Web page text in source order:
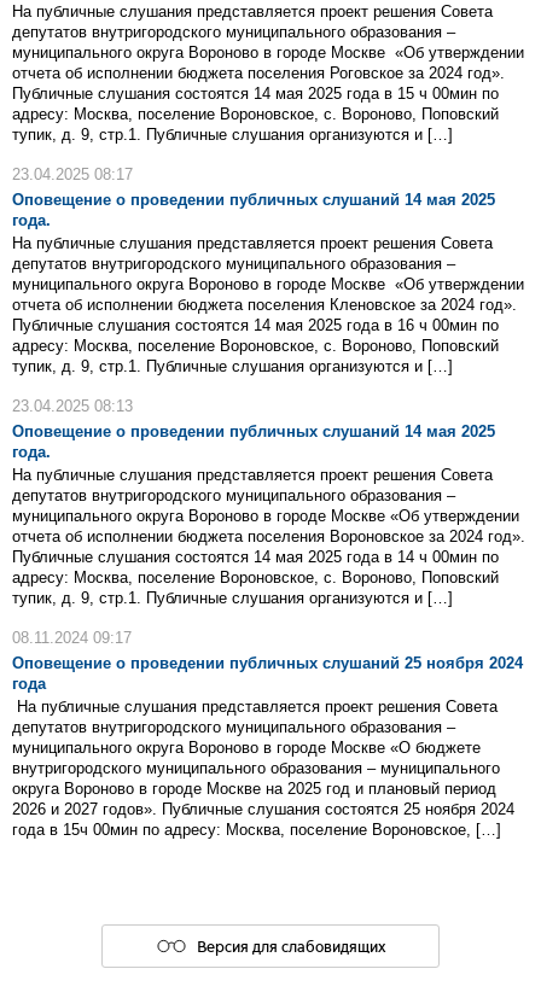
На публичные слушания представляется проект решения Совета
депутатов внутригородского муниципального образования –
муниципального округа Вороново в городе Москве «Об утверждении
отчета об исполнении бюджета поселения Роговское за 2024 год».
Публичные слушания состоятся 14 мая 2025 года в 15 ч 00мин по
адресу: Москва, поселение Вороновское, с. Вороново, Поповский
тупик, д. 9, стр.1. Публичные слушания организуются и […]
23.04.2025 08:17
Оповещение о проведении публичных слушаний 14 мая 2025
года.
На публичные слушания представляется проект решения Совета
депутатов внутригородского муниципального образования –
муниципального округа Вороново в городе Москве «Об утверждении
отчета об исполнении бюджета поселения Кленовское за 2024 год».
Публичные слушания состоятся 14 мая 2025 года в 16 ч 00мин по
адресу: Москва, поселение Вороновское, с. Вороново, Поповский
тупик, д. 9, стр.1. Публичные слушания организуются и […]
23.04.2025 08:13
Оповещение о проведении публичных слушаний 14 мая 2025
года.
На публичные слушания представляется проект решения Совета
депутатов внутригородского муниципального образования –
муниципального округа Вороново в городе Москве «Об утверждении
отчета об исполнении бюджета поселения Вороновское за 2024 год».
Публичные слушания состоятся 14 мая 2025 года в 14 ч 00мин по
адресу: Москва, поселение Вороновское, с. Вороново, Поповский
тупик, д. 9, стр.1. Публичные слушания организуются и […]
08.11.2024 09:17
Оповещение о проведении публичных слушаний 25 ноября 2024
года
На публичные слушания представляется проект решения Совета
депутатов внутригородского муниципального образования –
муниципального округа Вороново в городе Москве «О бюджете
внутригородского муниципального образования – муниципального
округа Вороново в городе Москве на 2025 год и плановый период
2026 и 2027 годов». Публичные слушания состоятся 25 ноября 2024
года в 15ч 00мин по адресу: Москва, поселение Вороновское, […]
Версия для слабовидящих